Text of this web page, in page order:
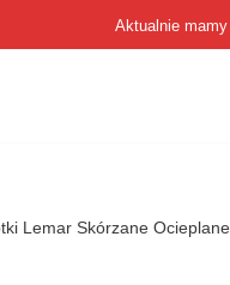
Aktualnie mamy
Lemar Skórzane